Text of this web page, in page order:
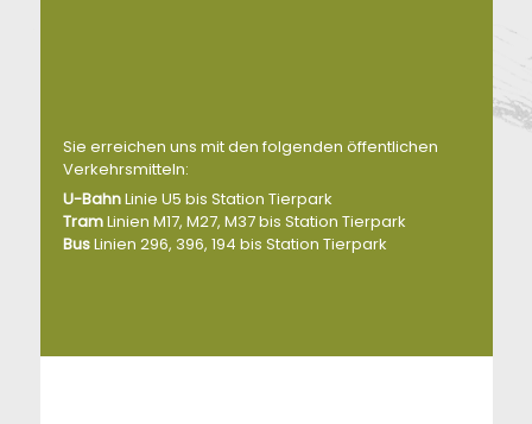
Sie erreichen uns mit den folgenden öffentlichen
Verkehrsmitteln:
U-BahnLinie U5 bis Station Tierpark
TramLinien M17, M27, M37 bis Station Tierpark
BusLinien 296, 396, 194 bis Station Tierpark